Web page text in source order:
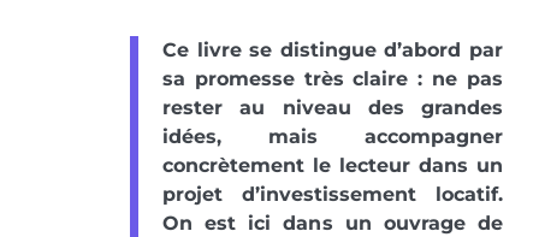
Ce livre se distingue d’abord par
sa promesse très claire : ne pas
rester au niveau des grandes
idées, mais accompagner
concrètement le lecteur dans un
projet d’investissement locatif.
On est ici dans un ouvrage de